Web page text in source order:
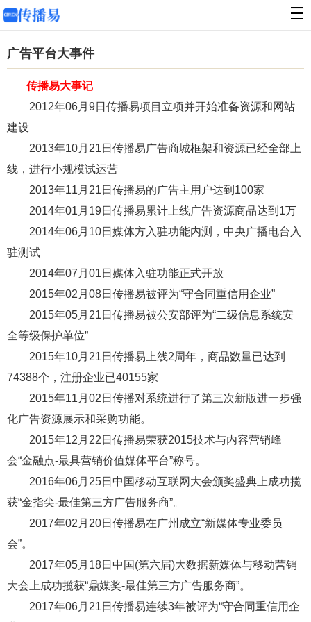
广告平台大事件
传播易大事记
2012年06月9日传播易项目立项并开始准备资源和网站
建设
2013年10月21日传播易广告商城框架和资源已经全部上
线，进行小规模试运营
2013年11月21日传播易的广告主用户达到100家
2014年01月19日传播易累计上线广告资源商品达到1万
2014年06月10日媒体方入驻功能内测，中央广播电台入
驻测试
2014年07月01日媒体入驻功能正式开放
2015年02月08日传播易被评为“守合同重信用企业”
2015年05月21日传播易被公安部评为“二级信息系统安
全等级保护单位”
2015年10月21日传播易上线2周年，商品数量已达到
74388个，注册企业已40155家
2015年11月02日传播对系统进行了第三次新版进一步强
化广告资源展示和采购功能。
2015年12月22日传播易荣获2015技术与内容营销峰
会“金融点-最具营销价值媒体平台”称号。
2016年06月25日中国移动互联网大会颁奖盛典上成功揽
获“金指尖-最佳第三方广告服务商”。
2017年02月20日传播易在广州成立“新媒体专业委员
会”。
2017年05月18日中国(第六届)大数据新媒体与移动营销
大会上成功揽获“鼎媒奖-最佳第三方广告服务商”。
2017年06月21日传播易连续3年被评为“守合同重信用企